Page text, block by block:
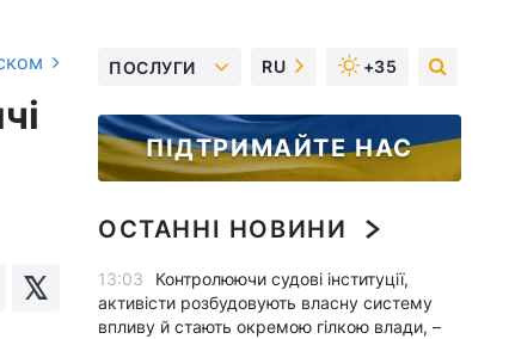
ПОСЛУГИ RU +35
ПІДТРИМАЙТЕ НАС
ОСТАННІ НОВИНИ
13:03
Контролюючи судові інституції,
активісти розбудовують власну систему
впливу й стають окремою гілкою влади, –